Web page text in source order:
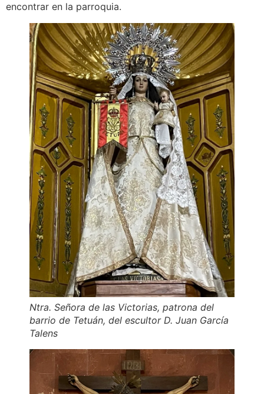
encontrar en la parroquia.
Ntra. Señora de las Victorias, patrona del
barrio de Tetuán, del escultor D. Juan García
Talens